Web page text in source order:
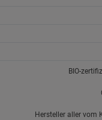
BIO-
Hersteller aller vom
Marketing